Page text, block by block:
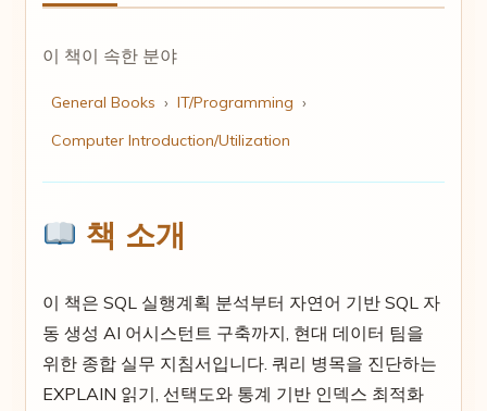
이 책이 속한 분야
General Books › IT/Programming ›
Computer Introduction/Utilization
책 소개
이 책은 SQL 실행계획 분석부터 자연어 기반 SQL 자
동 생성 AI 어시스턴트 구축까지, 현대 데이터 팀을
위한 종합 실무 지침서입니다. 쿼리 병목을 진단하는
EXPLAIN 읽기, 선택도와 통계 기반 인덱스 최적화